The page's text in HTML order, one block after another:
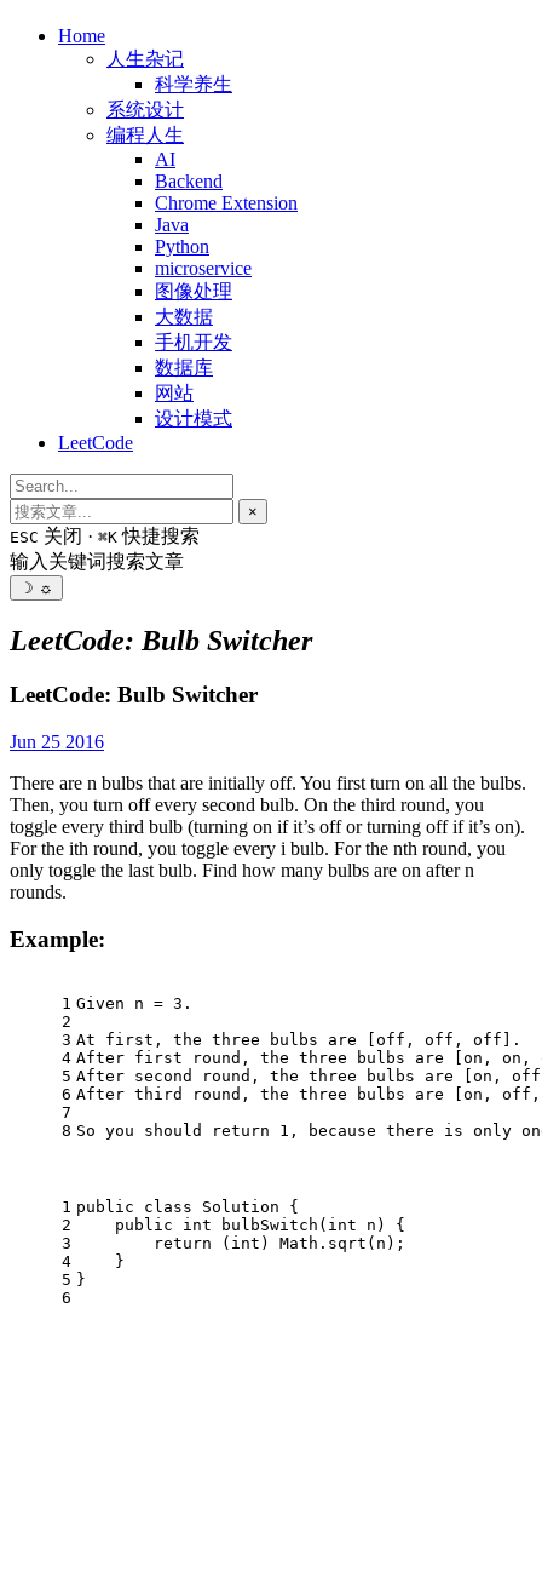
Home
人生杂记
科学养生
系统设计
编程人生
AI
Backend
Chrome Extension
Java
Python
microservice
图像处理
大数据
手机开发
数据库
网站
设计模式
LeetCode
×
ESC 关闭 · ⌘K 快捷搜索
输入关键词搜索文章
☽ ☼
LeetCode: Bulb Switcher
LeetCode: Bulb Switcher
Jun 25 2016
There are n bulbs that are initially off. You first turn on all the bulbs.
Then, you turn off every second bulb. On the third round, you
toggle every third bulb (turning on if it’s off or turning off if it’s on).
For the ith round, you toggle every i bulb. For the nth round, you
only toggle the last bulb. Find how many bulbs are on after n
rounds.
Example:
1
2
3
4
5
6
7
8
Given n = 3.
At first, the three bulbs are [off, off, off].
After first round, the three bulbs are [on, on,
After second round, the three bulbs are [on,
After third round, the three bulbs are [on,
So you should return 1, because there is only
1
2
3
4
5
6
public class Solution {
public
int bulbSwitch ( int n)
{
return ( int ) Math.sqrt(n);
    }
}